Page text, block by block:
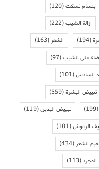
ابتسام تسكت(120)
ازالة الشيب(222)
(194) الشعر(163)
على الشيب(97)
السادس(101)
تبييض البشرة(559)
(199) تبييض اليدين(119)
الرموش(101)
الشعر(434)
(113)